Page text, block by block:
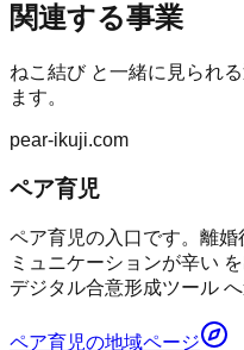
関連する事業
ねこ結びと一緒に見られ
ます。
pear-ikuji.com
ペア育児
ペア育児の入口です。離
ミュニケーションが辛い
デジタル合意形成ツール
ペア育児の地域ページ